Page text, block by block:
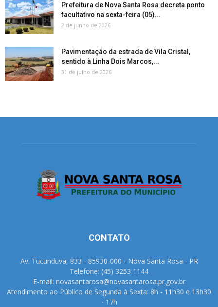
Prefeitura de Nova Santa Rosa decreta ponto
facultativo na sexta-feira (05)...
2 de junho de 2026
Pavimentação da estrada de Vila Cristal,
sentido à Linha Dois Marcos,...
31 de julho de 2026
CONTATO
Av. Tucunduva, 833 - 85930-000 - Nova Santa Rosa - PR
Telefone: (45) 3253 1144
E-mail: novasantarosa@novasantarosa.pr.gov.br
Atendimento ao Público de Segunda à Sexta: 8h - 11h30 e 13h30
- 17h